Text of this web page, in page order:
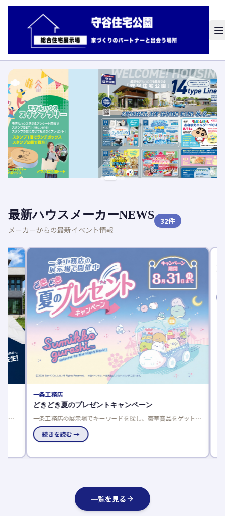
最新ハウスメーカーNEWS
メーカーからの最新イベント情報
32件
一条工務店
どきどき夏のプレゼントキャンペーン
一条工務店の展示場でキーワードを探し、豪華賞品をゲットし
よう！応募は一人一回限り、当選発表は特設サイトと賞品お届
けで。続きを読む →
夏の建
一覧を見る